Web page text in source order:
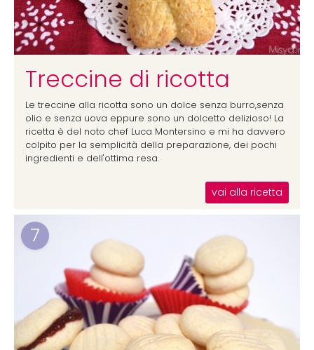
Treccine di ricotta
Le treccine alla ricotta sono un dolce senza burro,senza
olio e senza uova eppure sono un dolcetto delizioso! La
ricetta è del noto chef Luca Montersino e mi ha davvero
colpito per la semplicità della preparazione, dei pochi
ingredienti e dell'ottima resa.
vai alla ricetta
7